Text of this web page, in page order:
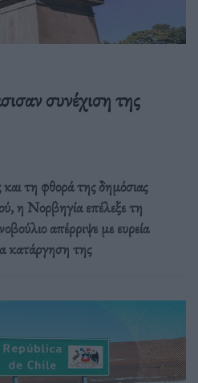
συνέχιση της
τη φθορά της δημόσιας
η Νορβηγία επέλεξε τη
απέρριψε με ευρεία
κατάργηση της